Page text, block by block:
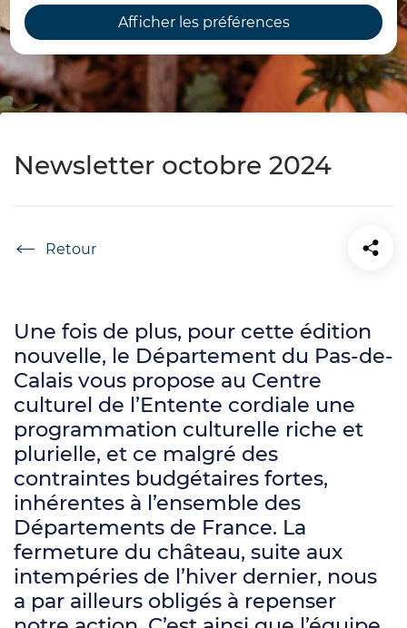
Afficher les préférences
Newsletter octobre 2024
Accueil
Une fois de plus, pour cette édition
nouvelle, le Département du Pas-de-
Calais vous propose au Centre
culturel de l’Entente cordiale une
programmation culturelle riche et
plurielle, et ce malgré des
contraintes budgétaires fortes,
inhérentes à l’ensemble des
Départements de France. La
fermeture du château, suite aux
intempéries de l’hiver dernier, nous
a par ailleurs obligés à repenser